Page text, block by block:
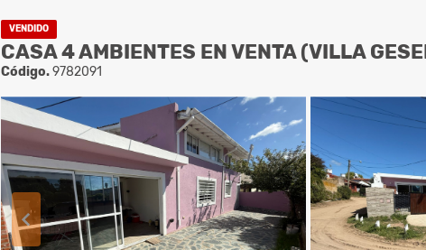
VENDIDO
CASA 4 AMBIENTES EN VENTA (VILLA
Código.9782091